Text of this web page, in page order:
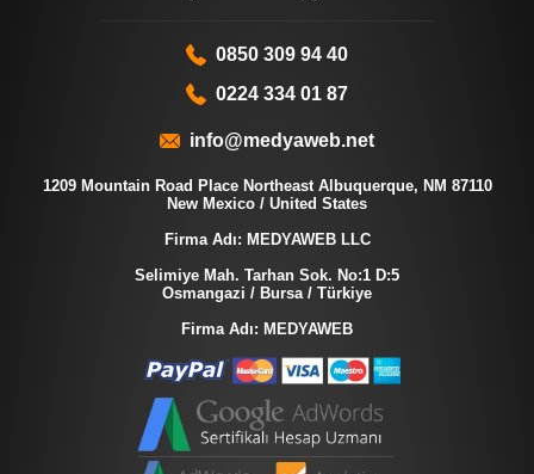
0850 309 94 40
0224 334 01 87
info@medyaweb.net
1209 Mountain Road Place Northeast Albuquerque, NM 87110
New Mexico / United States
Firma Adı: MEDYAWEB LLC
Selimiye Mah. Tarhan Sok. No:1 D:5
Osmangazi / Bursa / Türkiye
Firma Adı: MEDYAWEB